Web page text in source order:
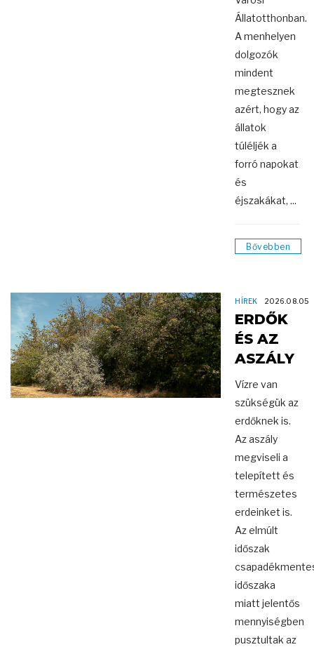
Állatotthonban.
A menhelyen
dolgozók
mindent
megtesznek
azért, hogy az
állatok
túléljék a
forró napokat
és
éjszakákat, ...
Bővebben
HÍREK 2026.08.05
ERDŐK
ÉS AZ
ASZÁLY
Vízre van
szükségük az
erdőknek is.
Az aszály
megviseli a
telepített és
természetes
erdeinket is.
Az elmúlt
időszak
időszaka
miatt jelentős
mennyiségben
pusztultak az